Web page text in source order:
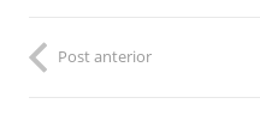
Post anterior